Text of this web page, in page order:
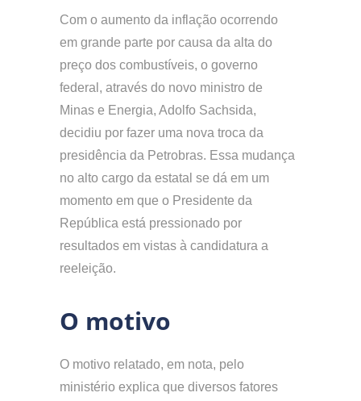
Com o aumento da inflação ocorrendo
em grande parte por causa da alta do
preço dos combustíveis, o governo
federal, através do novo ministro de
Minas e Energia, Adolfo Sachsida,
decidiu por fazer uma nova troca da
presidência da Petrobras. Essa mudança
no alto cargo da estatal se dá em um
momento em que o Presidente da
República está pressionado por
resultados em vistas à candidatura a
reeleição.
O motivo
O motivo relatado, em nota, pelo
ministério explica que diversos fatores